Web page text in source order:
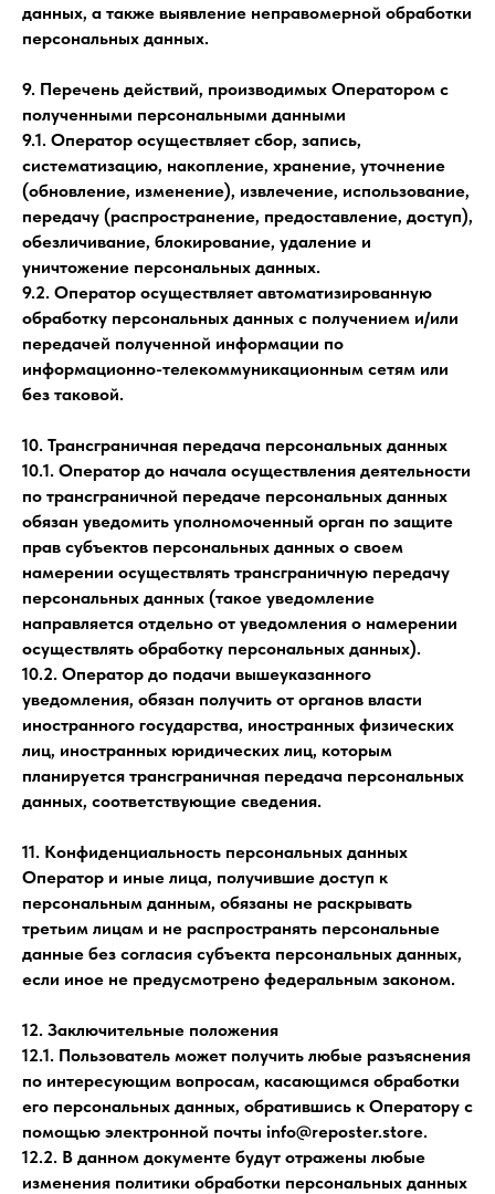
данных, а также выявление неправомерной обработки
персональных данных.
9. Перечень действий, производимых Оператором с
полученными персональными данными
9.1. Оператор осуществляет сбор, запись,
систематизацию, накопление, хранение, уточнение
(обновление, изменение), извлечение, использование,
передачу (распространение, предоставление, доступ),
обезличивание, блокирование, удаление и
уничтожение персональных данных.
9.2. Оператор осуществляет автоматизированную
обработку персональных данных с получением и/или
передачей полученной информации по
информационно-телекоммуникационным сетям или
без таковой.
10. Трансграничная передача персональных данных
10.1. Оператор до начала осуществления деятельности
по трансграничной передаче персональных данных
обязан уведомить уполномоченный орган по защите
прав субъектов персональных данных о своем
намерении осуществлять трансграничную передачу
персональных данных (такое уведомление
направляется отдельно от уведомления о намерении
осуществлять обработку персональных данных).
10.2. Оператор до подачи вышеуказанного
уведомления, обязан получить от органов власти
иностранного государства, иностранных физических
лиц, иностранных юридических лиц, которым
планируется трансграничная передача персональных
данных, соответствующие сведения.
11. Конфиденциальность персональных данных
Оператор и иные лица, получившие доступ к
персональным данным, обязаны не раскрывать
третьим лицам и не распространять персональные
данные без согласия субъекта персональных данных,
если иное не предусмотрено федеральным законом.
12. Заключительные положения
12.1. Пользователь может получить любые разъяснения
по интересующим вопросам, касающимся обработки
его персональных данных, обратившись к Оператору с
помощью электронной почты info@reposter.store.
12.2. В данном документе будут отражены любые
изменения политики обработки персональных данных